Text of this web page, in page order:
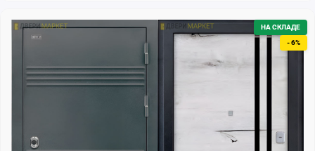
НА СКЛАДЕ
- 6%